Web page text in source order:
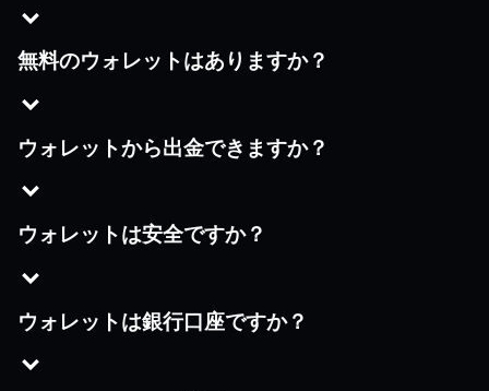
無料のウォレットはありますか？
ウォレットから出金できますか？
ウォレットは安全ですか？
ウォレットは銀行口座ですか？